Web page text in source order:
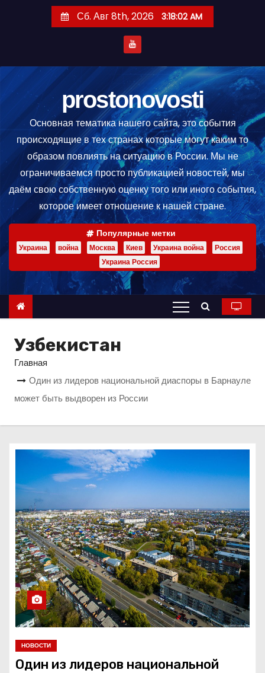
е
р
ж
м
Сб. Авг 8th, 2026 3:18:02 AM
prostonovosti
Основная тематика нашего сайта, это события
происходящие в тех странах которые могут каким то
образом повлиять на ситуацию в России. Мы не
ограничиваемся просто публикацией новостей, мы
даём свою собственную оценку того или иного события,
которое имеет отношение к нашей стране.
Популярные метки
Украина война Москва Киев Украина война
Россия
Украина Россия
Узбекистан
Главная
Один из лидеров национальной диаспоры в Барнауле
может быть выдворен из России
НОВОСТИ
Один из лидеров национальной